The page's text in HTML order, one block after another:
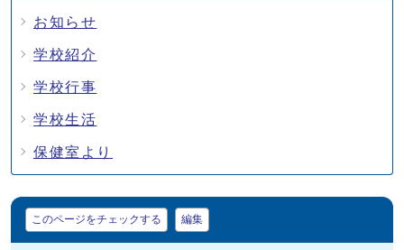
お知らせ
学校紹介
学校行事
学校生活
保健室より
マイページ
このページをチェックする 編集